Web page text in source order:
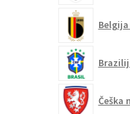
Češka